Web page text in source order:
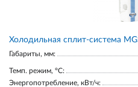
Холодильная сплит-система
Габариты, мм:
Темп. режим, °С:
Энергопотребление, кВт/ч: